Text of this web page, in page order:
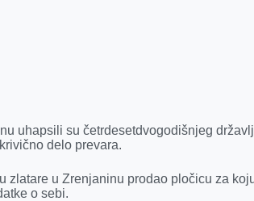
uhapsili su četrdesetdvogodišnjeg
delo prevara.
zlatare u Zrenjaninu prodao pločicu za
o sebi.